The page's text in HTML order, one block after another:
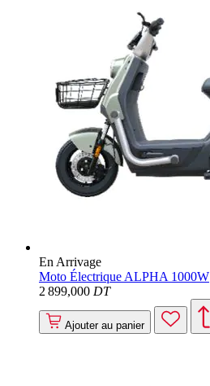
En Arrivage
Moto Électrique ALPHA 1000W
2 899,000 DT
Ajouter au panier